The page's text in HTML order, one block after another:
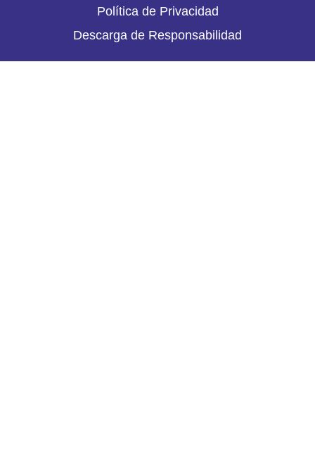
Política de Privacidad
Descarga de Responsabilidad